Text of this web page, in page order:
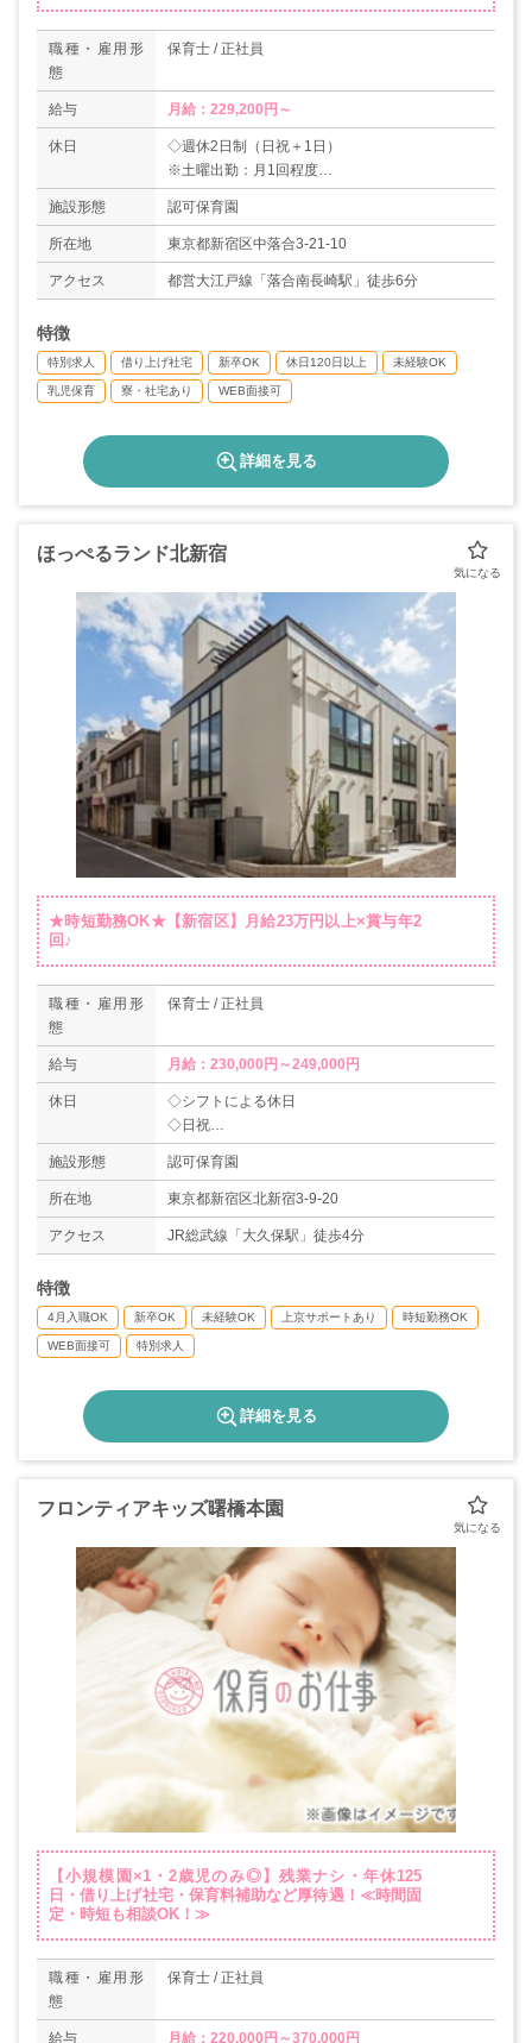
職種・雇用形
態
保育士 / 正社員
給与 月給：229,200円～
休日
◇週休2日制（日祝＋1日）
※土曜出勤：月1回程度
◇夏期休暇（3日）
◇年末年始（12/29～1/3）
◇有給休暇
◇慶弔休暇
◇産休育休制度（申請者の取得率100%）
＊年間休日125日
施設形態 認可保育園
所在地 東京都新宿区中落合3-21-10
アクセス 都営大江戸線「落合南長崎駅」徒歩6分
特徴
特別求人 借り上げ社宅 新卒OK 休日120日以上 未経験OK
乳児保育 寮・社宅あり WEB面接可
詳細を見る
ほっぺるランド北新宿
★時短勤務OK★【新宿区】月給23万円以上×賞与年2
回♪
職種・雇用形
態
保育士 / 正社員
給与 月給：230,000円～249,000円
休日
◇シフトによる休日
◇日祝
◇年末年始
◇産休育休制度あり
◇年間休日114日+夏季休暇3日（年度により変動
あり）
施設形態 認可保育園
所在地 東京都新宿区北新宿3-9-20
アクセス JR総武線「大久保駅」徒歩4分
特徴
4月入職OK 新卒OK 未経験OK 上京サポートあり 時短勤務OK
WEB面接可 特別求人
詳細を見る
フロンティアキッズ曙橋本園
【小規模園×1・2歳児のみ◎】残業ナシ・年休125
日・借り上げ社宅・保育料補助など厚待遇！≪時間固
定・時短も相談OK！≫
職種・雇用形
態
保育士 / 正社員
給与 月給：220,000円～370,000円